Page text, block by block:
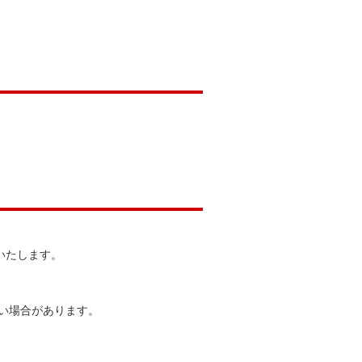
します。
合があります。